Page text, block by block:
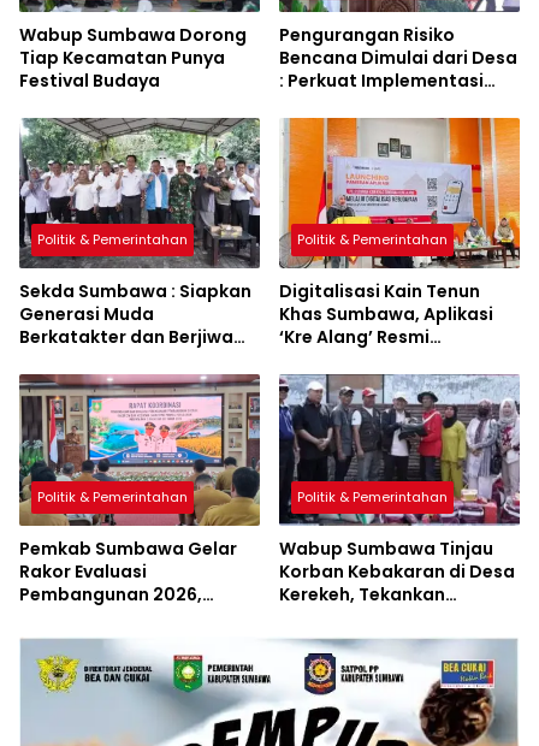
Wabup Sumbawa Dorong
Tiap Kecamatan Punya
Festival Budaya
Pengurangan Risiko
Bencana Dimulai dari Desa
: Perkuat Implementasi
Politik & Pemerintahan
Sekda Sumbawa : Siapkan
Generasi Muda
Berkatakter dan Berjiwa
Politik & Pemerintahan
Digitalisasi Kain Tenun
Khas Sumbawa, Aplikasi
‘Kre Alang’ Resmi
Politik & Pemerintahan
Pemkab Sumbawa Gelar
Rakor Evaluasi
Pembangunan 2026,
Perubahan Resmi
Diluncurkan
Politik & Pemerintahan
Wabup Sumbawa Tinjau
Korban Kebakaran di Desa
Kerekeh, Tekankan